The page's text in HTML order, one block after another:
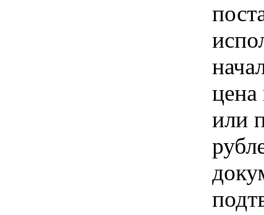
цена
или